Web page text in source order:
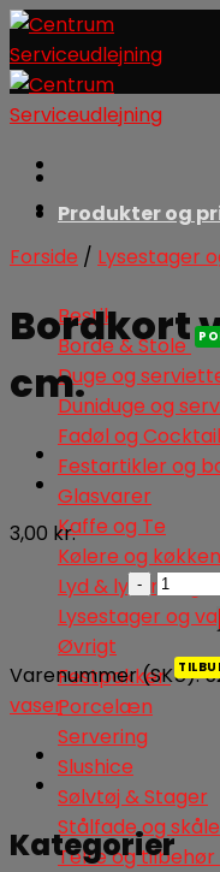
Skip
to
content
Produkter og
Bestik
Borde & Stole
Duge og
Duniduge og
Fadøl og Cocktail
Festartikler og
Glasvarer
Kaffe og Te
Kølere og
Lyd & lysanlæg
Lysestager og
Øvrigt
Festpakker
Porcelæn
Servering
Slushice
Sølvtøj & Stager
Stålfade og skåle
Telte og tilbehør
Forside / Lysestager
Bordkort
cm.
3,00 kr.
vaser
H:10
Varenummer (SKU):
vaser
Kategorier